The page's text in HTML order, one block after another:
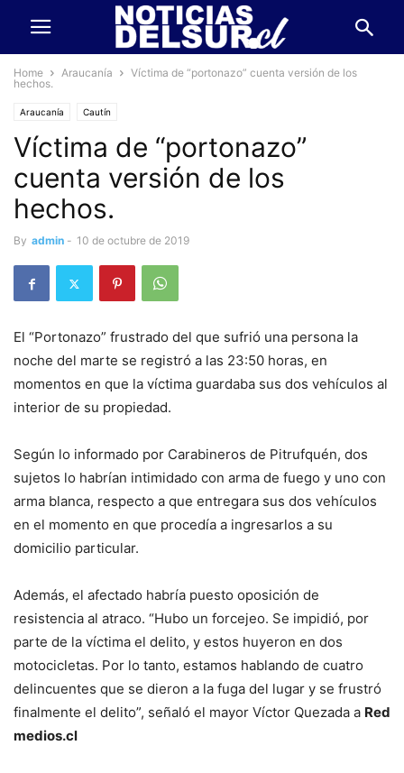
Home Araucanía
Víctima de “portonazo” cuenta versión de los
hechos.
Araucanía Cautín
Víctima de “portonazo”
cuenta versión de los
hechos.
By admin - 10 de octubre de 2019
El “Portonazo” frustrado del que sufrió una persona la
noche del marte se registró a las 23:50 horas, en
momentos en que la víctima guardaba sus dos vehículos al
interior de su propiedad.
Según lo informado por Carabineros de Pitrufquén, dos
sujetos lo habrían intimidado con arma de fuego y uno con
arma blanca, respecto a que entregara sus dos vehículos
en el momento en que procedía a ingresarlos a su
domicilio particular.
Además, el afectado habría puesto oposición de
resistencia al atraco. “Hubo un forcejeo. Se impidió, por
parte de la víctima el delito, y estos huyeron en dos
motocicletas. Por lo tanto, estamos hablando de cuatro
delincuentes que se dieron a la fuga del lugar y se frustró
finalmente el delito”, señaló el mayor Víctor Quezada a Red
medios.cl